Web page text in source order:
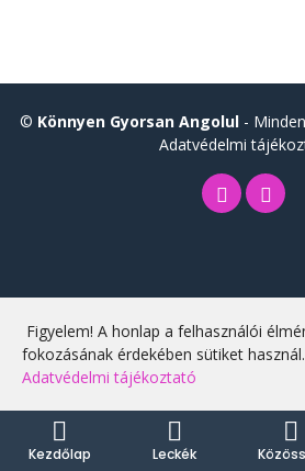
© Könnyen Gyorsan Angolul-
Adatvédelmi
Figyelem! A honlap a felhasználói
fokozásának érdekében sütiket használ.
Adatvédelmi tájékoztató
Kezdőlap Leckék